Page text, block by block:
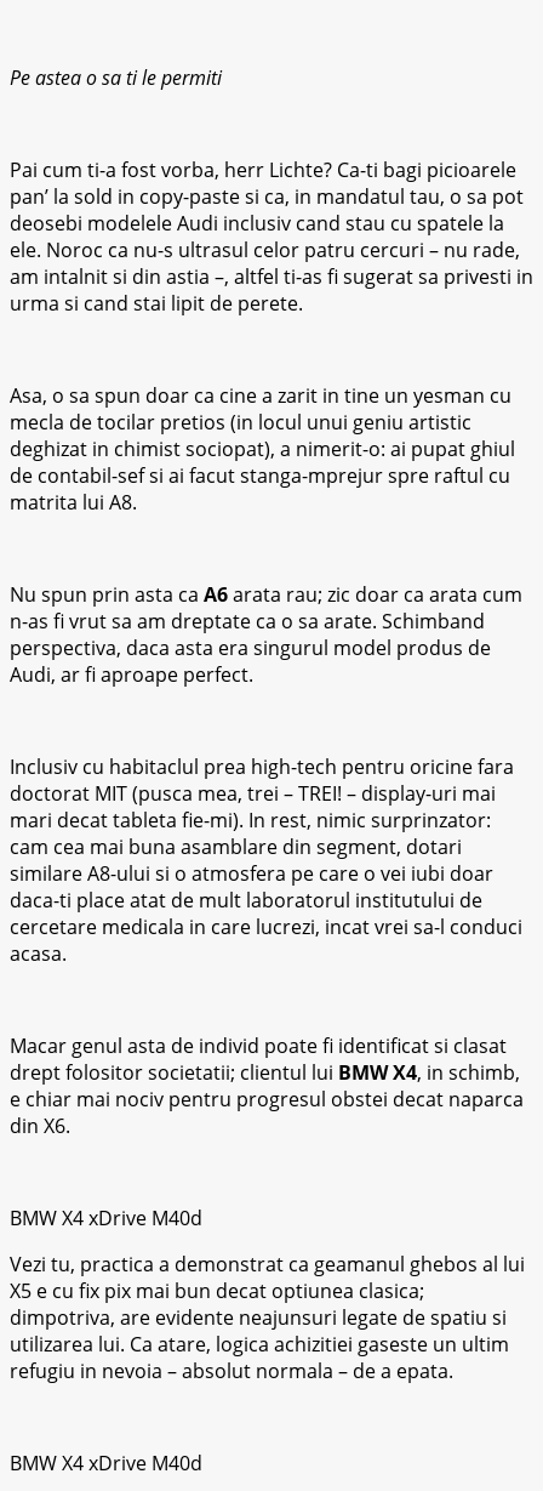
Pe astea o sa ti le permiti
Pai cum ti-a fost vorba, herr Lichte? Ca-ti bagi picioarele
pan’ la sold in copy-paste si ca, in mandatul tau, o sa pot
deosebi modelele Audi inclusiv cand stau cu spatele la
ele. Noroc ca nu-s ultrasul celor patru cercuri – nu rade,
am intalnit si din astia –, altfel ti-as fi sugerat sa privesti in
urma si cand stai lipit de perete.
Asa, o sa spun doar ca cine a zarit in tine un yesman cu
mecla de tocilar pretios (in locul unui geniu artistic
deghizat in chimist sociopat), a nimerit-o: ai pupat ghiul
de contabil-sef si ai facut stanga-mprejur spre raftul cu
matrita lui A8.
Nu spun prin asta ca A6arata rau; zic doar ca arata cum
n-as fi vrut sa am dreptate ca o sa arate. Schimband
perspectiva, daca asta era singurul model produs de
Audi, ar fi aproape perfect.
Inclusiv cu habitaclul prea high-tech pentru oricine fara
doctorat MIT (pusca mea, trei – TREI! – display-uri mai
mari decat tableta fie-mi). In rest, nimic surprinzator:
cam cea mai buna asamblare din segment, dotari
similare A8-ului si o atmosfera pe care o vei iubi doar
daca-ti place atat de mult laboratorul institutului de
cercetare medicala in care lucrezi, incat vrei sa-l conduci
acasa.
Macar genul asta de individ poate fi identificat si clasat
drept folositor societatii; clientul lui BMW X4, in schimb,
e chiar mai nociv pentru progresul obstei decat naparca
din X6.
BMW X4 xDrive M40d
Vezi tu, practica a demonstrat ca geamanul ghebos al lui
X5 e cu fix pix mai bun decat optiunea clasica;
dimpotriva, are evidente neajunsuri legate de spatiu si
utilizarea lui. Ca atare, logica achizitiei gaseste un ultim
refugiu in nevoia – absolut normala – de a epata.
BMW X4 xDrive M40d